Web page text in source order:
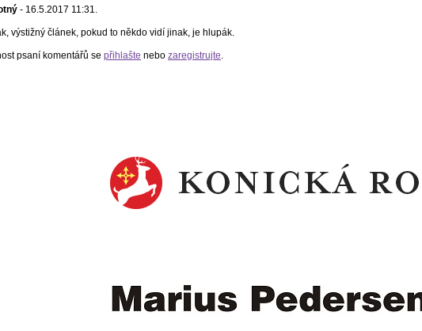
- 16.5.2017 11:31.
výstižný článek, pokud to někdo vidí jinak, je hlupák.
psaní komentářů se přihlašte nebo zaregistrujte.